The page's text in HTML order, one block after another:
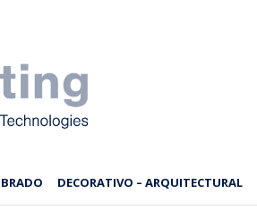
DECORATIVO – ARQUITECTURAL